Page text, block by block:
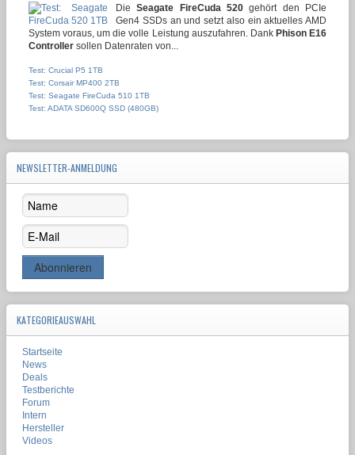
DieSeagate FireCuda 520 gehört den PCIe
Gen4 SSDs an und setzt also ein aktuelles AMD
System voraus, um die volle Leistung auszufahren. Dank Phison E16
Controller sollen Datenraten von...
Test: Crucial P5 1TB
Test: Corsair MP400 2TB
Test: Seagate FireCuda 510 1TB
Test: ADATA SD600Q SSD (480GB)
NEWSLETTER-ANMELDUNG
KATEGORIEAUSWAHL
Startseite
News
Deals
Testberichte
Forum
Intern
Hersteller
Videos